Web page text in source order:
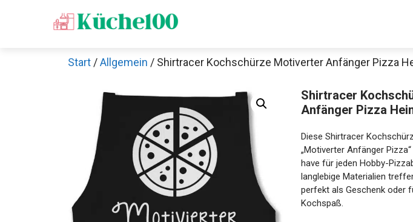
Start /Allgemein / Shirtracer Kochschürze Motiverter Anfänger Pizza
Shirtracer
Anfänger Pizza
Diese Shirtracer
„Motiverter Anfänger
have für jeden Hobby-
langlebige Materialien
perfekt als Geschenk oder
Kochspaß.